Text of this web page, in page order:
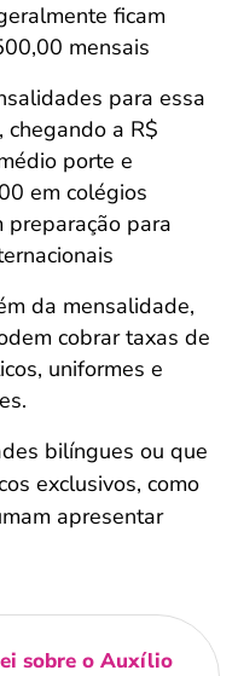
ficam
mensais
para essa
chegando a R$
porte e
em colégios
preparação para
da mensalidade,
cobrar taxas de
uniformes e
bilíngues ou que
exclusivos, como
apresentar
sobre o Auxílio